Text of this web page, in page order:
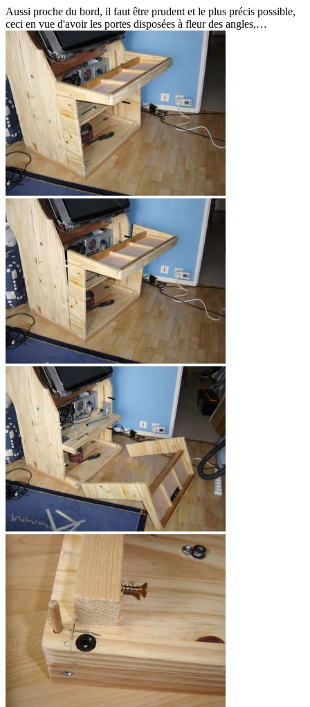
Aussi proche du bord, il faut être prudent et le plus précis possible,
ceci en vue d'avoir les portes disposées à fleur des angles,…